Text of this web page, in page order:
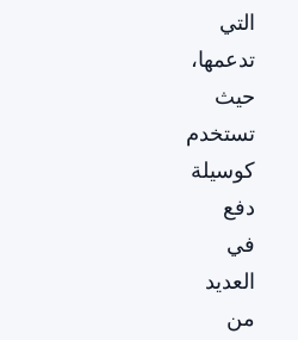
التي
تدعمها،
حيث
تستخدم
كوسيلة
دفع
في
العديد
من